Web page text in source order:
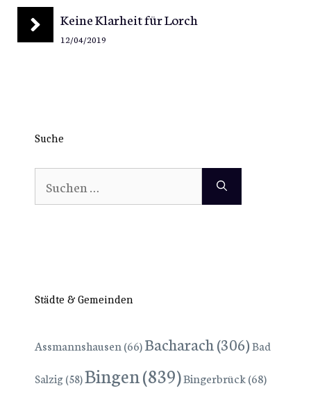
Keine Klarheit für Lorch
12/04/2019
Suche
Suchen
nach:
Städte & Gemeinden
Assmannshausen (66)Bacharach(306)Bad
Salzig(58)Bingen(839)Bingerbrück(68)